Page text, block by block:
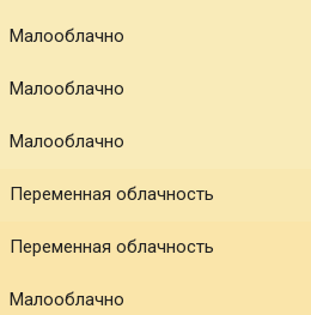
Малооблачно
Малооблачно
Малооблачно
Переменная облачность
Переменная облачность
Малооблачно